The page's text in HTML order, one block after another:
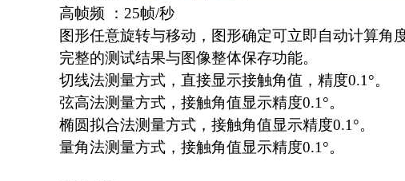
高帧频 ：25帧/秒
图形任意旋转与移动，图形确定可立即自动计算角
完整的测试结果与图像整体保存功能。
切线法测量方式，直接显示接触角值，精度0.1°。
弦高法测量方式，接触角值显示精度0.1°。
椭圆拟合法测量方式，接触角值显示精度0.1°。
量角法测量方式，接触角值显示精度0.1°。